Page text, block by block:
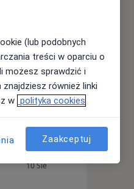
Pon,
10 Sie
Wt,
11 Sie
(lub podobnych
treści w oparciu o
możesz sprawdzić i
również linki
w polityka cookies
Zaakceptuj